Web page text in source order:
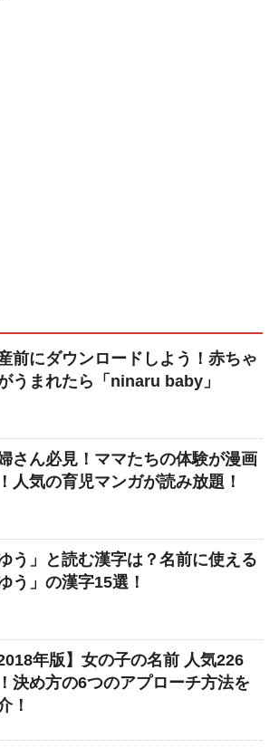
前にダウンロードしよう！赤ちゃ
うまれたら「ninaru baby」
さん必見！ママたちの体験が漫画
人気の育児マンガが読み放題！
ゆう」と読む漢字は？名前に使える
ゆう」の漢字15選！
2018年版】女の子の名前 人気226
決め方の6つのアプローチ方法を
！